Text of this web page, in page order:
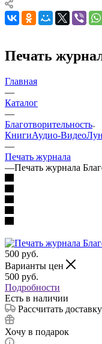
Печать
Главная
—
Каталог
—
Благотворительность
КнигиАудио-Видео
—
Печать журнала
—Печать журнала
500 руб.
Варианты цен
500 руб.
Подробности
Есть в наличии
Рассчитать доставку
Хочу в подарок